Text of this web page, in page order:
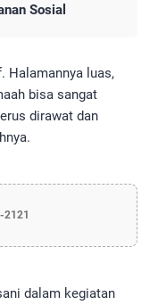
Sosial
Halamannya luas,
bisa sangat
dirawat dan
2121
dalam kegiatan